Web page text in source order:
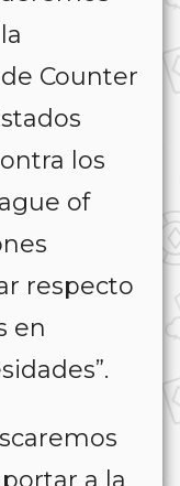
Counter
los
of
respecto
en
a la